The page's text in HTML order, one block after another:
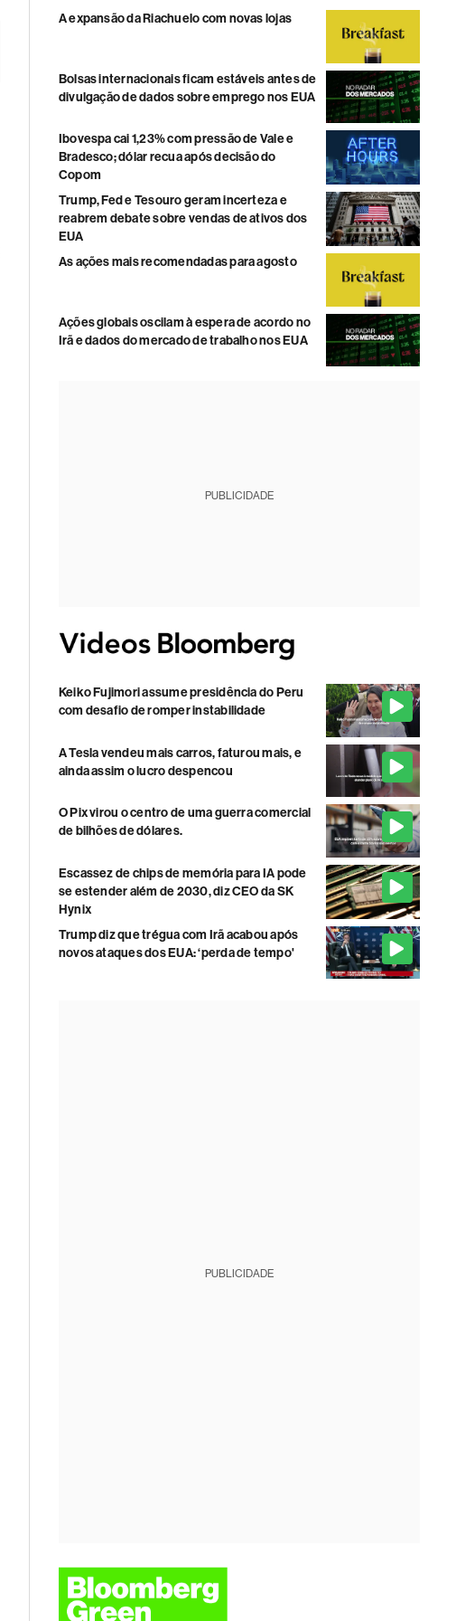
A expansão da Riachuelo com novas lojas
Bolsas internacionais ficam estáveis antes de
divulgação de dados sobre emprego nos EUA
Ibovespa cai 1,23% com pressão de Vale e
Bradesco; dólar recua após decisão do
Copom
Trump, Fed e Tesouro geram incerteza e
reabrem debate sobre vendas de ativos dos
EUA
As ações mais recomendadas para agosto
Ações globais oscilam à espera de acordo no
Irã e dados do mercado de trabalho nos EUA
PUBLICIDADE
Keiko Fujimori assume presidência do Peru
com desafio de romper instabilidade
A Tesla vendeu mais carros, faturou mais, e
ainda assim o lucro despencou
O Pix virou o centro de uma guerra comercial
de bilhões de dólares.
Escassez de chips de memória para IA pode
se estender além de 2030, diz CEO da SK
Hynix
Trump diz que trégua com Irã acabou após
novos ataques dos EUA: ‘perda de tempo'
PUBLICIDADE